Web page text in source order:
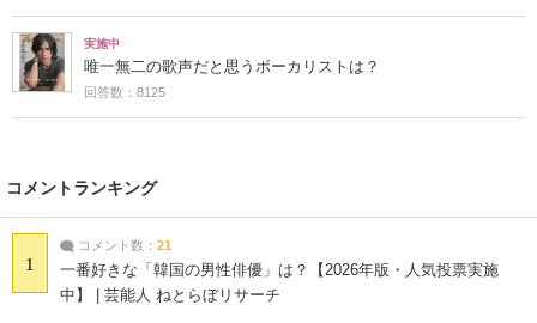
実施中
唯一無二の歌声だと思うボーカリストは？
回答数：8125
コメントランキング
1
コメント数： 21
一番好きな「韓国の男性俳優」は？【2026年版・人気投票実施
中】 | 芸能人 ねとらぼリサーチ